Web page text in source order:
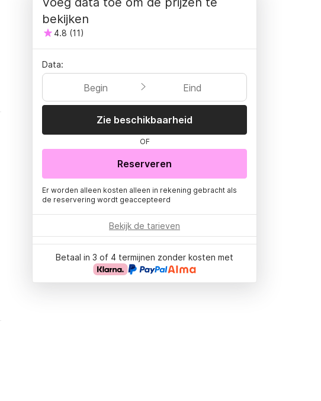
bekijken
4.8 (11)
Data:
Begin Eind
Zie beschikbaarheid
OF
Reserveren
Er worden alleen kosten alleen in rekening gebracht als
de reservering wordt geaccepteerd
Bekijk de tarieven
Betaal in 3 of 4 termijnen zonder kosten met